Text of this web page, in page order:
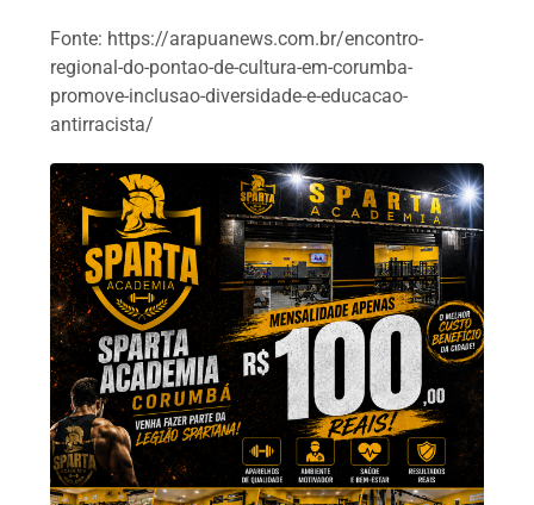
Fonte: https://arapuanews.com.br/encontro-
regional-do-pontao-de-cultura-em-corumba-
promove-inclusao-diversidade-e-educacao-
antirracista/